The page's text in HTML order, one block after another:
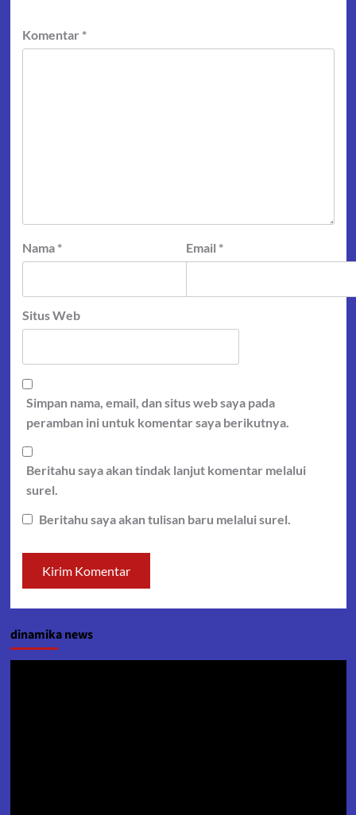
Komentar *
Nama * Email *
Situs Web
Simpan nama, email, dan situs web saya pada
peramban ini untuk komentar saya berikutnya.
Beritahu saya akan tindak lanjut komentar melalui
surel.
Beritahu saya akan tulisan baru melalui surel.
dinamika news